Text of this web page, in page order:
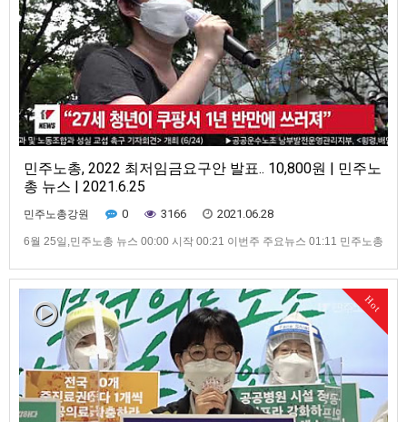
민주노총, 2022 최저임금요구안 발표.. 10,800원 | 민주노
총 뉴스 | 2021.6.25
민주노총강원 0 3166 2021.06.28
6월 25일,민주노총 뉴스 00:00 시작 00:21 이번주 주요뉴스 01:11 민주노총
민사회장 열려 04:15 경찰에 가로막힌 중대재해 노동자 합동추모제 08:14
돌봄개악안 폐기하라 교육공무직, 학비노조 투쟁나서 09:58 최저임금 인상·
생활임금 쟁취 도보행진 시작 …
Hot